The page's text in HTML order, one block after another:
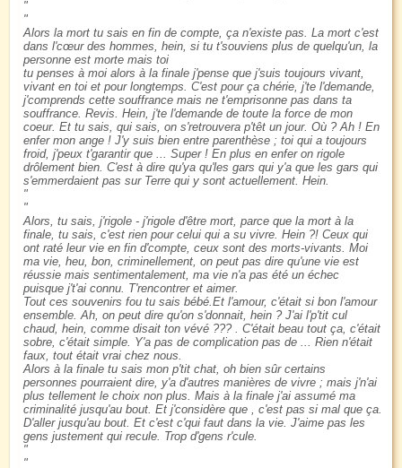
Alors la mort tu sais en fin de compte, ça n'existe pas. La mort c'est
dans l'cœur des hommes, hein, si tu t'souviens plus de quelqu'un, la
personne est morte mais toi
tu penses à moi alors à la finale j'pense que j'suis toujours vivant,
vivant en toi et pour longtemps. C'est pour ça chérie, j'te l'demande,
j'comprends cette souffrance mais ne t'emprisonne pas dans ta
souffrance. Revis. Hein, j'te l'demande de toute la force de mon
coeur. Et tu sais, qui sais, on s'retrouvera p'têt un jour. Où ? Ah ! En
enfer mon ange ! J'y suis bien entre parenthèse ; toi qui a toujours
froid, j'peux t'garantir que ... Super ! En plus en enfer on rigole
drôlement bien. C'est à dire qu'ya qu'les gars qui y'a que les gars qui
s'emmerdaient pas sur Terre qui y sont actuellement. Hein.
Alors, tu sais, j'rigole - j'rigole d'être mort, parce que la mort à la
finale, tu sais, c'est rien pour celui qui a su vivre. Hein ?! Ceux qui
ont raté leur vie en fin d'compte, ceux sont des morts-vivants. Moi
ma vie, heu, bon, criminellement, on peut pas dire qu'une vie est
réussie mais sentimentalement, ma vie n'a pas été un échec
puisque j't'ai connu. T'rencontrer et aimer.
Tout ces souvenirs fou tu sais bébé.Et l'amour, c'était si bon l'amour
ensemble. Ah, on peut dire qu'on s'donnait, hein ? J'ai l'p'tit cul
chaud, hein, comme disait ton vévé ??? . C'était beau tout ça, c'était
sobre, c'était simple. Y'a pas de complication pas de ... Rien n'était
faux, tout était vrai chez nous.
Alors à la finale tu sais mon p'tit chat, oh bien sûr certains
personnes pourraient dire, y'a d'autres manières de vivre ; mais j'n'ai
plus tellement le choix non plus. Mais à la finale j'ai assumé ma
criminalité jusqu'au bout. Et j'considère que , c'est pas si mal que ça.
D'aller jusqu'au bout. Et c'est c'qui faut dans la vie. J'aime pas les
gens justement qui recule. Trop d'gens r'cule.